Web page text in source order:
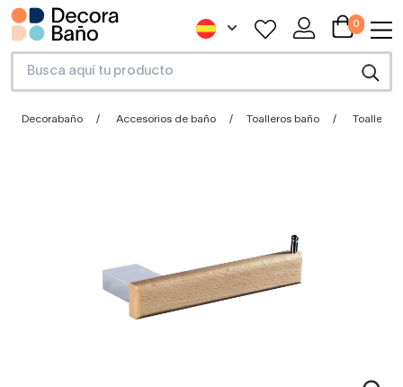
0
Decorabaño Accesorios de baño Toalleros baño Toallero